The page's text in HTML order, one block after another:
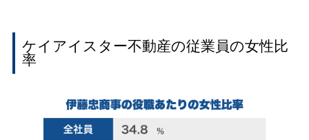
ケイアイスター不動産の従業員の女性比
率